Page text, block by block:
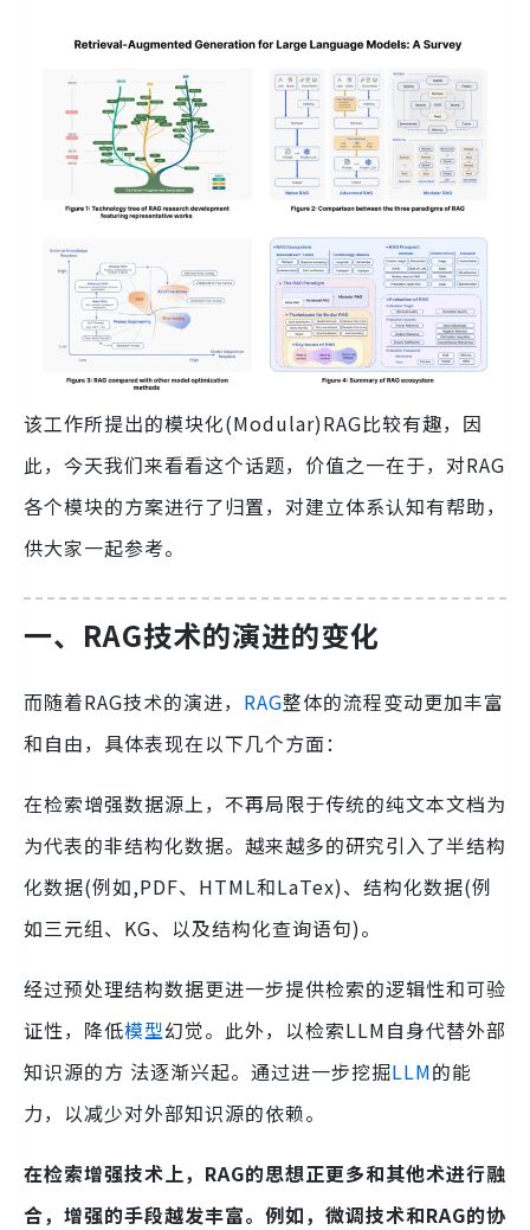
该工作所提出的模块化(Modular)RAG比较有趣，因
此，今天我们来看看这个话题，价值之一在于，对RAG
各个模块的方案进行了归置，对建立体系认知有帮助，
供大家一起参考。
一、RAG技术的演进的变化
而随着RAG技术的演进， RAG整体的流程变动更加丰富
和自由，具体表现在以下几个方面：
在检索增强数据源上，不再局限于传统的纯文本文档为
为代表的非结构化数据。越来越多的研究引入了半结构
化数据(例如,PDF、HTML和LaTex)、结构化数据(例
如三元组、KG、以及结构化查询语句)。
经过预处理结构数据更进一步提供检索的逻辑性和可验
证性，降低模型幻觉。此外，以检索LLM自身代替外部
知识源的方 法逐渐兴起。通过进一步挖掘LLM的能
力，以减少对外部知识源的依赖。
在检索增强技术上，RAG的思想正更多和其他术进行融
合，增强的手段越发丰富。例如，微调技术和RAG的协